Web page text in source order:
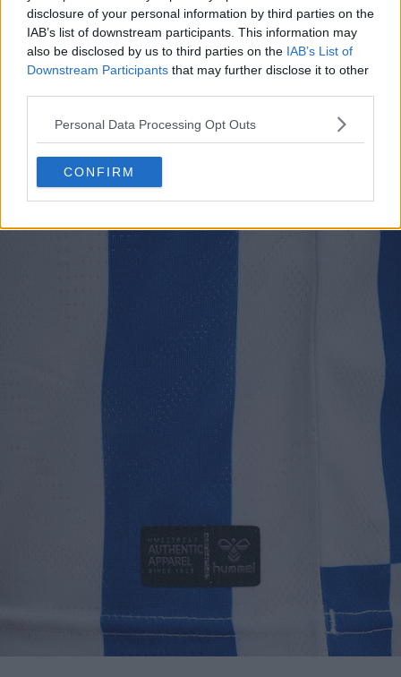
disclosure of your personal information by third parties on the
IAB’s list of downstream participants. This information may
also be disclosed by us to third parties on the IAB’s List of
Downstream Participants that may further disclose it to other
Personal Data Processing Opt Outs
CONFIRM